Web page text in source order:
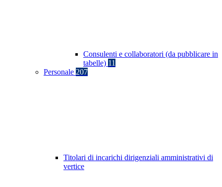
Consulenti e collaboratori (da pubblicare in
tabelle) 11
Personale 207
Titolari di incarichi dirigenziali amministrativi di
vertice